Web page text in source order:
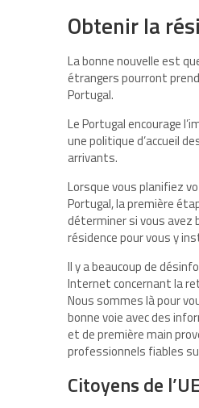
Obtenir la
La bonne nouvelle est
étrangers pourront
Portugal.
Le Portugal encourage
une politique d’accueil
arrivants.
Lorsque vous planifiez
Portugal, la première
déterminer si vous avez
résidence pour vous y
Il y a beaucoup de
Internet concernant la
Nous sommes là pour
bonne voie avec des
et de première main
professionnels fiables
Citoyens de